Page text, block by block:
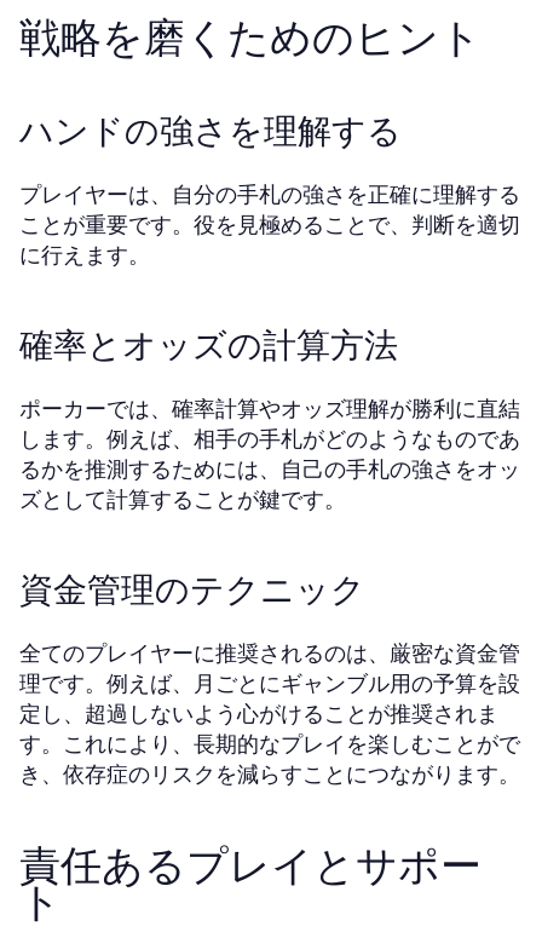
戦略を磨くためのヒント
ハンドの強さを理解する
プレイヤーは、自分の手札の強さを正確に理解する
ことが重要です。役を見極めることで、判断を適切
に行えます。
確率とオッズの計算方法
ポーカーでは、確率計算やオッズ理解が勝利に直結
します。例えば、相手の手札がどのようなものであ
るかを推測するためには、自己の手札の強さをオッ
ズとして計算することが鍵です。
資金管理のテクニック
全てのプレイヤーに推奨されるのは、厳密な資金管
理です。例えば、月ごとにギャンブル用の予算を設
定し、超過しないよう心がけることが推奨されま
す。これにより、長期的なプレイを楽しむことがで
き、依存症のリスクを減らすことにつながります。
責任あるプレイとサポー
ト